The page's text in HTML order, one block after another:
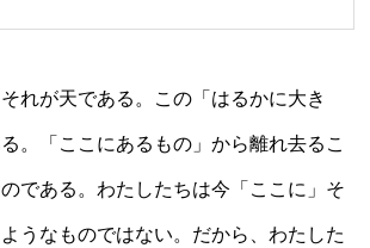
れが天である。この「はるかに大き
。「ここにあるもの」から離れ去るこ
である。わたしたちは今「ここに」そ
うなものではない。だから、わたした